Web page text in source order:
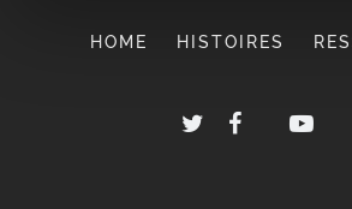
HOME HISTOIRES